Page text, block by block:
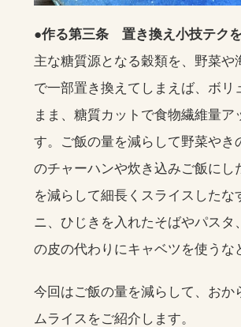
●作る第三条 置き換え小技テク
主な糖質源となる穀類を、野菜や
で一部置き換えてしまえば、ボリ
まま、糖質カットで食物繊維量ア
す。ご飯の量を減らして野菜やき
のチャーハンや炊き込みご飯にし
を減らして細長くスライスしたな
ニ、ひじきを入れたそばやパスタ
の皮の代わりにキャベツを使うな
今回はご飯の量を減らして、おか
ムライスをご紹介します。